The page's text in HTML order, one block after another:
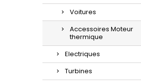
Voitures
Accessoires Moteur
thermique
Electriques
Turbines